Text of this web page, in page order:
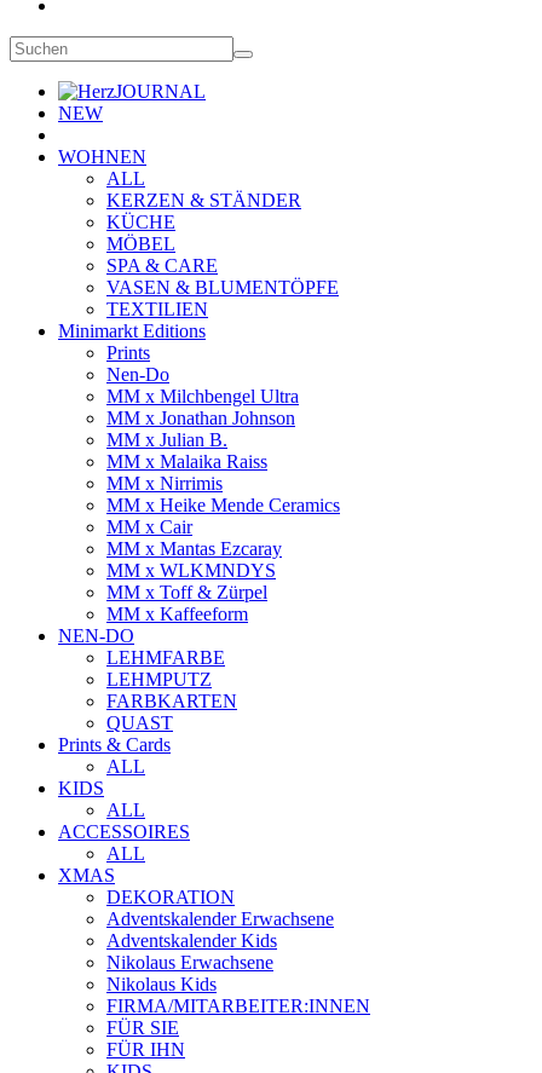
JOURNAL
NEW
WOHNEN
ALL
KERZEN & STÄNDER
KÜCHE
MÖBEL
SPA & CARE
VASEN & BLUMENTÖPFE
TEXTILIEN
Minimarkt Editions
Prints
Nen-Do
MM x Milchbengel Ultra
MM x Jonathan Johnson
MM x Julian B.
MM x Malaika Raiss
MM x Nirrimis
MM x Heike Mende Ceramics
MM x Cair
MM x Mantas Ezcaray
MM x WLKMNDYS
MM x Toff & Zürpel
MM x Kaffeeform
NEN-DO
LEHMFARBE
LEHMPUTZ
FARBKARTEN
QUAST
Prints & Cards
ALL
KIDS
ALL
ACCESSOIRES
ALL
XMAS
DEKORATION
Adventskalender Erwachsene
Adventskalender Kids
Nikolaus Erwachsene
Nikolaus Kids
FIRMA/MITARBEITER:INNEN
FÜR SIE
FÜR IHN